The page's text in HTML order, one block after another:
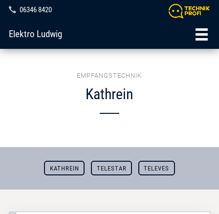
06346 8420
Elektro Ludwig
EMPFANGSTECHNIK
Kathrein
KATHREIN TELESTAR TELEVES